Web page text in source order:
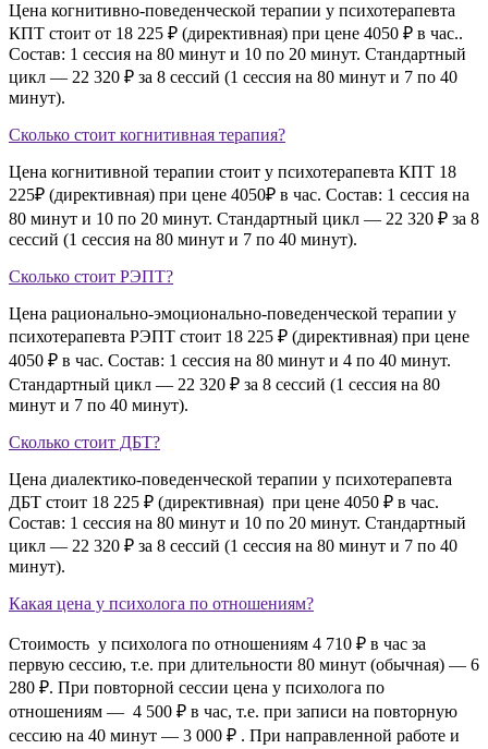
Цена когнитивно-поведенческой терапии у психотерапевта
КПТ стоит от 18 225 ₽ (директивная) при цене 4050 ₽ в час..
Состав: 1 сессия на 80 минут и 10 по 20 минут. Стандартный
цикл — 22 320 ₽ за 8 сессий (1 сессия на 80 минут и 7 по 40
минут).
Сколько стоит когнитивная терапия?
Цена когнитивной терапии стоит у психотерапевта КПТ 18
225₽ (директивная) при цене 4050₽ в час. Состав: 1 сессия на
80 минут и 10 по 20 минут. Стандартный цикл — 22 320 ₽ за 8
сессий (1 сессия на 80 минут и 7 по 40 минут).
Сколько стоит РЭПТ?
Цена рационально-эмоционально-поведенческой терапии у
психотерапевта РЭПТ стоит 18 225 ₽ (директивная) при цене
4050 ₽ в час. Состав: 1 сессия на 80 минут и 4 по 40 минут.
Стандартный цикл — 22 320 ₽ за 8 сессий (1 сессия на 80
минут и 7 по 40 минут).
Сколько стоит ДБТ?
Цена диалектико-поведенческой терапии у психотерапевта
ДБТ стоит 18 225 ₽ (директивная) при цене 4050 ₽ в час.
Состав: 1 сессия на 80 минут и 10 по 20 минут. Стандартный
цикл — 22 320 ₽ за 8 сессий (1 сессия на 80 минут и 7 по 40
минут).
Какая цена у психолога по отношениям?
Стоимость у психолога по отношениям 4 710 ₽ в час за
первую сессию, т.е. при длительности 80 минут (обычная) — 6
280 ₽. При повторной сессии цена у психолога по
отношениям — 4 500 ₽ в час, т.е. при записи на повторную
сессию на 40 минут — 3 000 ₽ . При направленной работе и